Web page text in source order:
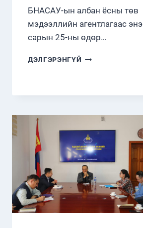
БНАСАУ-ын албан ёсны төв
мэдээллийн агентлагаас энэ
сарын 25-ны өдөр…
ДЭЛГЭРЭНГҮЙ БНАСАУ
МЭДЭГДЭВ